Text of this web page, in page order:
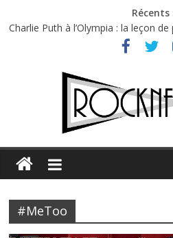
Récents
Charlie Puth à l’Olympia : la leçon
Festival Triptyque : un nouveau
Hellfest 2026 vendredi :
Hellfest 2026 jeudi : impossible de
Première édition du Midgard
#MeToo